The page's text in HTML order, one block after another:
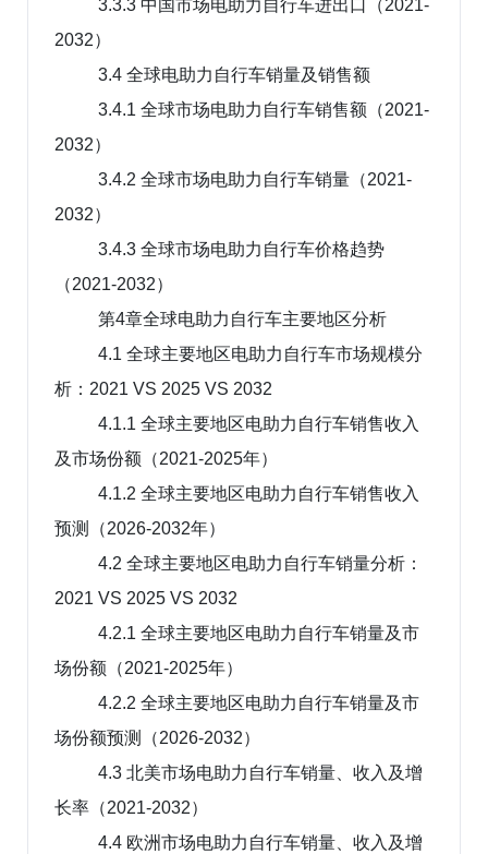
3.3.3 中国市场电助力自行车进出口（2021-
2032）
3.4 全球电助力自行车销量及销售额
3.4.1 全球市场电助力自行车销售额（2021-
2032）
3.4.2 全球市场电助力自行车销量（2021-
2032）
3.4.3 全球市场电助力自行车价格趋势
（2021-2032）
第4章全球电助力自行车主要地区分析
4.1 全球主要地区电助力自行车市场规模分
析：2021 VS 2025 VS 2032
4.1.1 全球主要地区电助力自行车销售收入
及市场份额（2021-2025年）
4.1.2 全球主要地区电助力自行车销售收入
预测（2026-2032年）
4.2 全球主要地区电助力自行车销量分析：
2021 VS 2025 VS 2032
4.2.1 全球主要地区电助力自行车销量及市
场份额（2021-2025年）
4.2.2 全球主要地区电助力自行车销量及市
场份额预测（2026-2032）
4.3 北美市场电助力自行车销量、收入及增
长率（2021-2032）
4.4 欧洲市场电助力自行车销量、收入及增